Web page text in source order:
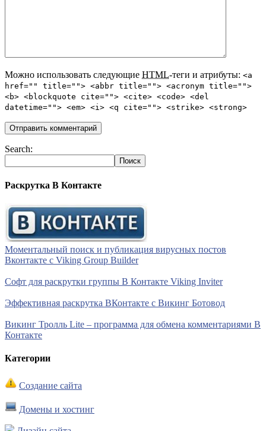
Можно использовать следующие HTML-теги и атрибуты: <a
href="" title=""> <abbr title=""> <acronym title="">
<b> <blockquote cite=""> <cite> <code> <del
datetime=""> <em> <i> <q cite=""> <strike> <strong>
Search:
Раскрутка В Контакте
Моментальный поиск и публикация вирусных постов
Вконтакте с Viking Group Builder
Софт для раскрутки группы В Контакте Viking Inviter
Эффективная раскрутка ВКонтакте с Викинг Ботовод
Викинг Тролль Lite – программа для обмена комментариями В
Контакте
Категории
Создание сайта
Домены и хостинг